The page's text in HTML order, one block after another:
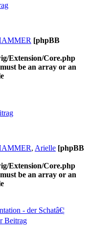
[phpBB
Extension/Core.php
be an array or an
, Arielle [phpBB
Extension/Core.php
be an array or an
- der Schatâ€¦
Beitrag